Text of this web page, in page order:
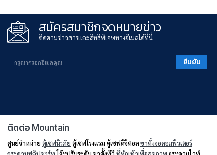
สมัครสมาชิกจดหมายข่าว
ติดตามข่าวสารและสิทธิพิเศษทางอีเมลได้ที่นี่
ยืนยัน
ติดต่อ Mountain
ศูนย์จำหน่าย ตู้เซฟนิรภัย ตู้เซฟโรงแรม ตู้เซฟดิจิตอล ขาตั้งจอคอมพิวเตอร์
กระดานฟลิปชาร์ทโต๊ะปรับระดับ ขาตั้งทีวี ที่พักเท้าเพื่อสุขภาพ กระดานไวท์